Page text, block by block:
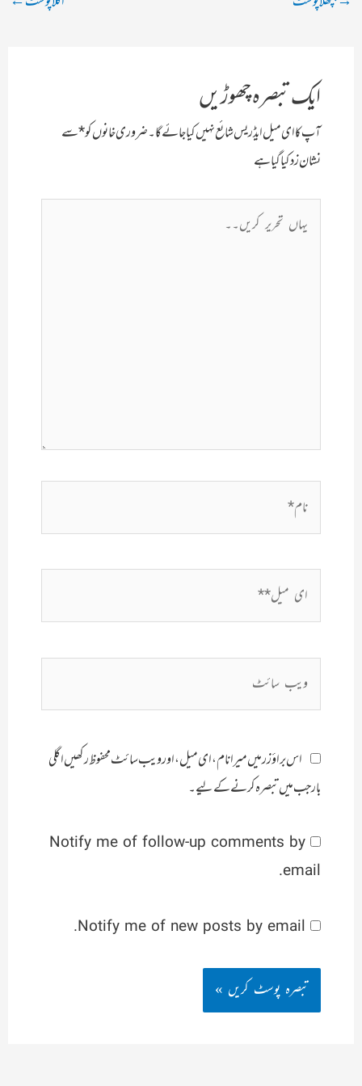
ایک تبصرہ چھوڑیں
آپ کا ای میل ایڈریس شائع نہیں کیا جائے گا۔ضروری خانوں کو*سے
نشان زد کیا گیا ہے
تحریر
میل**
اس براؤزر میں میرا نام، ای میل، اور ویب سائٹ محفوظ رکھیں اگلی
بار جب میں تبصرہ کرنے کےلیے۔
Notify me of follow-up comments by
email.
Notify me of new posts by email.